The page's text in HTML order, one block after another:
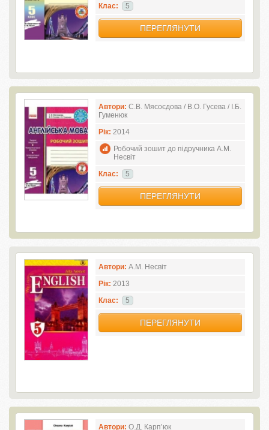
Клас:
5
ПЕРЕГЛЯНУТИ
Автори: С.В. Мясоєдова / В.О. Гусева / І.Б.
Гуменюк
Рік: 2014
Робочий зошит до підручника А.М.
Несвіт
Клас:
5
ПЕРЕГЛЯНУТИ
Автори: А.М. Несвіт
Рік: 2013
Клас:
5
ПЕРЕГЛЯНУТИ
Автори: О.Д. Карп’юк